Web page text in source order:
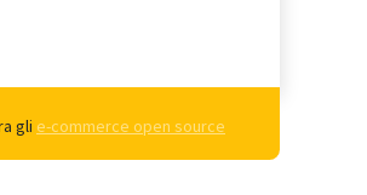
gli e-commerce open source